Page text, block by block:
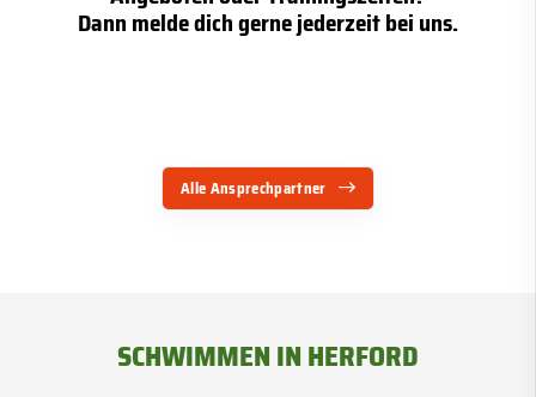
Dann melde dich gerne jederzeit bei uns.
Alle Ansprechpartner
SCHWIMMEN IN HERFORD